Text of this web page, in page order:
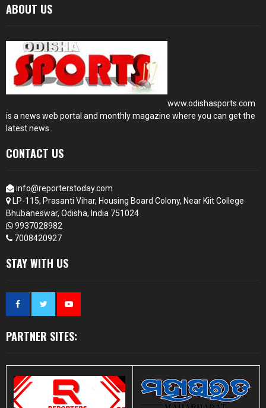
ABOUT US
www.odishasports.com
is a news web portal and monthly magazine where you can get the
latest news.
CONTACT US
info@reporterstoday.com
LP-115, Prasanti Vihar, Housing Board Colony, Near Kiit College
Bhubaneswar, Odisha, India 751024
9937028982
7008420927
STAY WITH US
PARTNER SITES: